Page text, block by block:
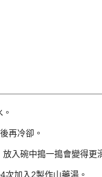
再冷卻。
入碗中搗一搗會變得更
次加入2製作山藥湯。